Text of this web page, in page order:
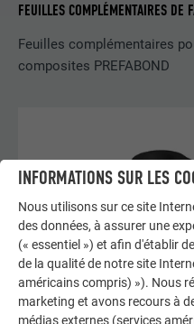
FEUILLES COMPLÉMENTAIRES DE
Feuilles complémentaires
composites PREFABOND
INFORMATIONS SUR LES
Nous utilisons sur ce site
des données, à assurer une
(« essentiel ») et afin d'établir
de la qualité de notre site
américains compris) »). Nous
marketing et avons recours à
médias externes (services